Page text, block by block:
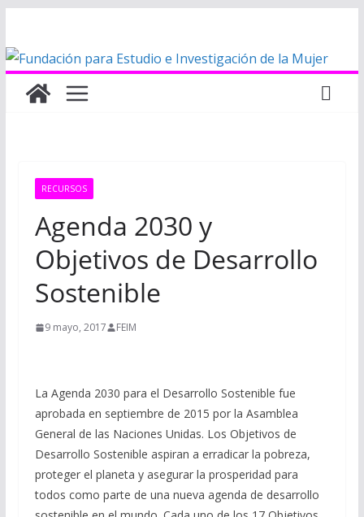
contenido
RECURSOS
Agenda 2030 y
Objetivos de Desarrollo
Sostenible
9 mayo, 2017 FEIM
La Agenda 2030 para el Desarrollo Sostenible fue
aprobada en septiembre de 2015 por la Asamblea
General de las Naciones Unidas. Los Objetivos de
Desarrollo Sostenible aspiran a erradicar la pobreza,
proteger el planeta y asegurar la prosperidad para
todos como parte de una nueva agenda de desarrollo